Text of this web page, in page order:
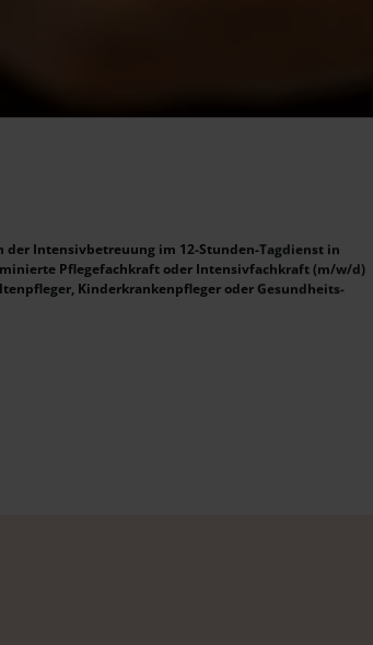
der Intensivbetreuung im 12-Stunden-Tagdienst in
Pflegefachkraft oder Intensivfachkraft (m/w/d)
Kinderkrankenpfleger oder Gesundheits-